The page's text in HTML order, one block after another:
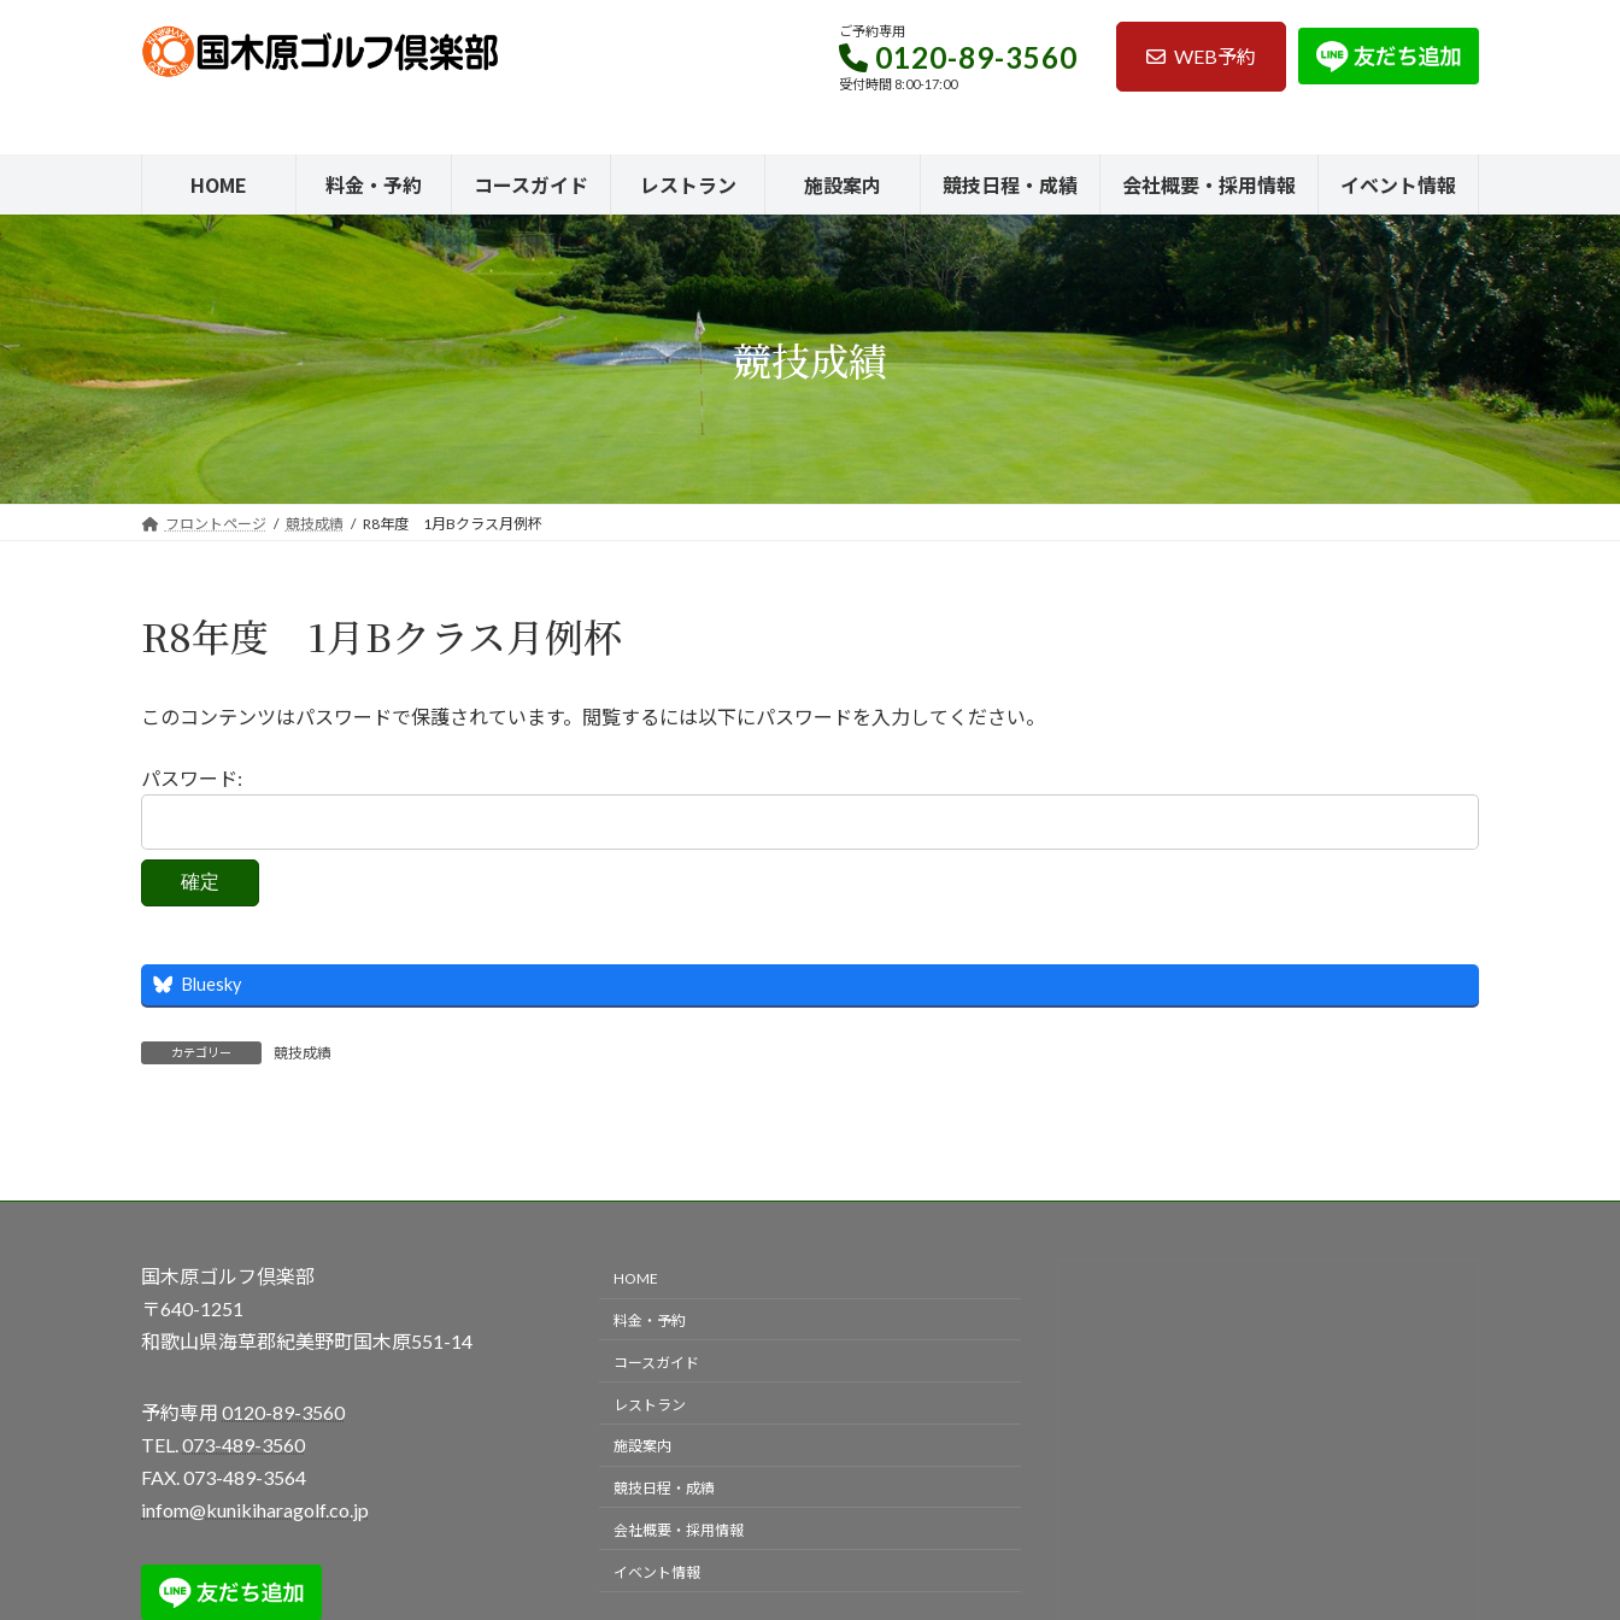
キ
ッ
プ
に
移
動
ご予約専用
0120-89-3560
受付時間 8:00-17:00
WEB予約
HOME 料金・予約 コースガイド レストラン 施設案内 競技日程・成績 会社概要・採用情報 イベント情報
競技成績
フロントページ 競技成績 R8年度 1月Bクラス月例杯
R8年度 1月Bクラス月例杯
このコンテンツはパスワードで保護されています。閲覧するには以下にパスワードを入力してください。
パスワード:
Bluesky
カテゴリー 競技成績
国木原ゴルフ倶楽部
〒640-1251
和歌山県海草郡紀美野町国木原551-14
予約専用 0120-89-3560
TEL. 073-489-3560
FAX. 073-489-3564
infom@kunikiharagolf.co.jp
HOME
料金・予約
コースガイド
レストラン
施設案内
競技日程・成績
会社概要・採用情報
イベント情報